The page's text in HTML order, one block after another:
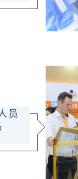
员